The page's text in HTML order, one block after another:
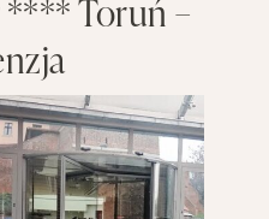
Toruń –